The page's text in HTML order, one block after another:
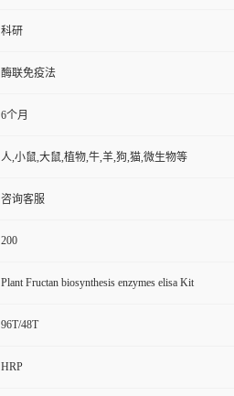
科研
酶联免疫法
6个月
人,小鼠,大鼠,植物,牛,羊,狗,猫,微生物等
咨询客服
200
Plant Fructan biosynthesis enzymes elisa Kit
96T/48T
HRP